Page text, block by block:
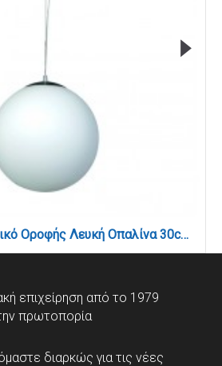
Κρεμαστό Φωτιστικό Οροφής Λευκή Οπαλίνα 30cm – Ντουί E27 (4253-C)
επιχείρηση από το 1979
πρωτοπορία
διαρκώς για τις νέες